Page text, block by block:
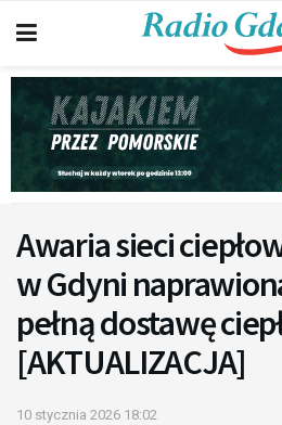
Awaria sieci
w Gdyni
pełną dostawę
[AKTUALIZACJA]
10 stycznia 2026 18:02